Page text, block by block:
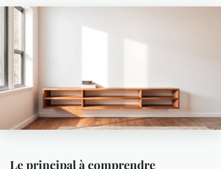
Le principal à comprendre